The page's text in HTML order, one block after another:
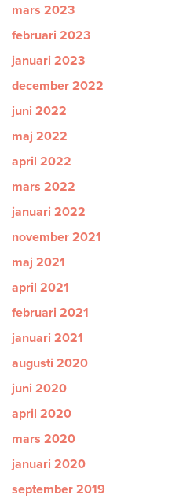
mars 2023
februari 2023
januari 2023
december 2022
juni 2022
maj 2022
april 2022
mars 2022
januari 2022
november 2021
maj 2021
april 2021
februari 2021
januari 2021
augusti 2020
juni 2020
april 2020
mars 2020
januari 2020
september 2019